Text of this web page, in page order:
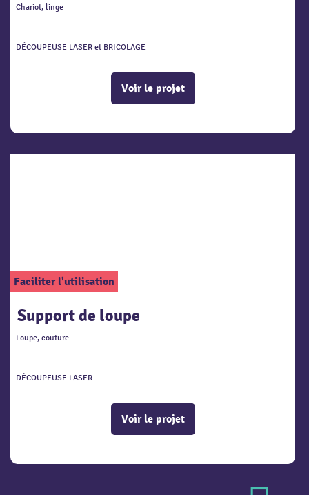
Chariot, linge
DÉCOUPEUSE LASER et BRICOLAGE
Voir le projet
Faciliter l'utilisation
Support de loupe
Loupe, couture
DÉCOUPEUSE LASER
Voir le projet